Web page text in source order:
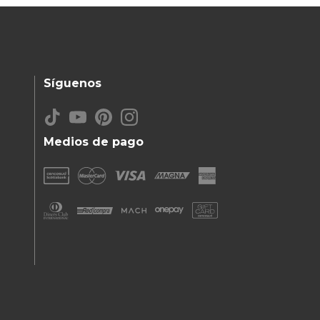
Medios de pago
Síguenos